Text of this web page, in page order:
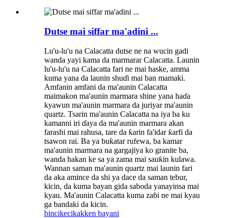
Dutse mai siffar ma'adini ...
Lu'u-lu'u na Calacatta dutse ne na wucin gadi
wanda yayi kama da marmarar Calacatta. Launin
lu'u-lu'u na Calacatta fari ne mai haske, amma
kuma yana da launin shuɗi mai ban mamaki.
Amfanin amfani da ma'aunin Calacatta
maimakon ma'aunin marmara shine yana haɗa
kyawun ma'aunin marmara da juriyar ma'aunin
quartz. Tsarin ma'aunin Calacatta na iya ba ku
kamanni iri ɗaya da ma'aunin marmara akan
farashi mai rahusa, tare da ƙarin fa'idar ƙarfi da
tsawon rai. Ba ya buƙatar rufewa, ba kamar
ma'aunin marmara na gargajiya ko granite ba,
wanda hakan ke sa ya zama mai sauƙin kulawa.
Wannan saman ma'aunin quartz mai launin fari
da aka amince da shi ya dace da saman tebur,
kicin, da kuma bayan gida saboda yanayinsa mai
kyau. Ma'aunin Calacatta kuma zaɓi ne mai kyau
ga bandaki da kicin.
bincikecikakken bayani